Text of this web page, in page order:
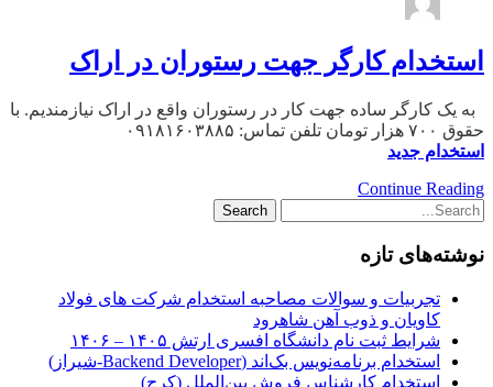
استخدام کارگر جهت رستوران در اراک
به یک کارگر ساده جهت کار در رستوران واقع در اراک نیازمندیم. با
حقوق ۷۰۰ هزار تومان تلفن تماس: ۰۹۱۸۱۶۰۳۸۸۵
استخدام جدید
Continue Reading
نوشته‌های تازه
تجربیات و سوالات مصاحبه استخدام شرکت های فولاد
کاویان و ذوب آهن شاهرود
شرایط ثبت نام دانشگاه افسری ارتش ۱۴۰۵ – ۱۴۰۶
استخدام برنامه‌نویس بک‌اند (Backend Developer-شیراز)
استخدام کارشناس فروش بین‌الملل (کرج)